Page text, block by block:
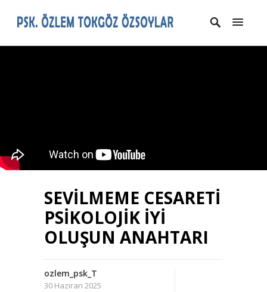
SEVİLMEME CESARETİ
PSİKOLOJİK İYİ
OLUŞUN ANAHTARI
ozlem_psk_T
30 Haziran 2025